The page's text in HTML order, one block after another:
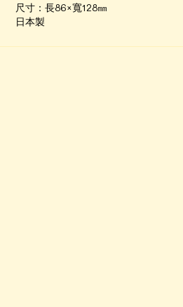
尺寸：長86×寬128㎜
日本製